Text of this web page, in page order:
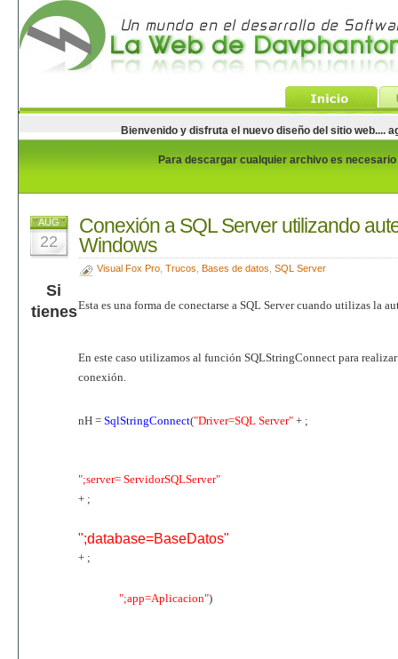
Bienvenido y disfruta el nuevo diseño del sitio web....
Para descargar cualquier archivo es
AUG
22
Conexión a SQL Server utilizando
Windows
Visual Fox Pro, Trucos Bases de datos SQL Server
Esta es una forma de conectarse a SQL Server cuando utilizas la
En este caso utilizamos al función SQLStringConnect para
conexión.
nH = SqlStringConnect("Driver=SQL Server" + ;
";server= ServidorSQLServer"
+ ;
";database=BaseDatos"
+ ;
";app=Aplicacion")
Si
tienes